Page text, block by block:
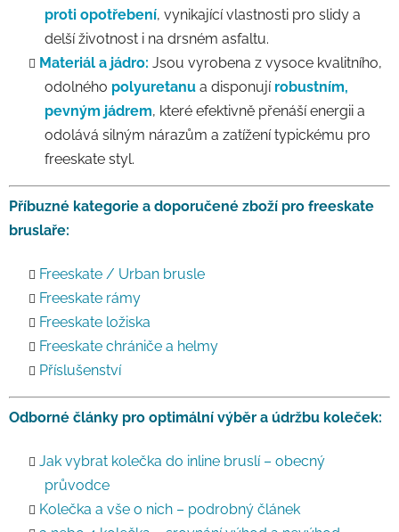
proti opotřebení, vynikající vlastnosti pro slidy a
delší životnost i na drsném asfaltu.
Materiál a jádro: Jsou vyrobena z vysoce kvalitního,
odolného polyuretanu a disponují robustním,
pevným jádrem, které efektivně přenáší energii a
odolává silným nárazům a zatížení typickému pro
freeskate styl.
Příbuzné kategorie a doporučené zboží pro freeskate
bruslaře:
Freeskate / Urban brusle
Freeskate rámy
Freeskate ložiska
Freeskate chrániče a helmy
Příslušenství
Odborné články pro optimální výběr a údržbu koleček:
Jak vybrat kolečka do inline bruslí – obecný
průvodce
Kolečka a vše o nich – podrobný článek